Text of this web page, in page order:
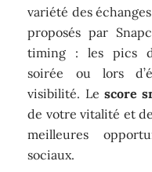
variété des
proposés par
timing : les pics
soirée ou lors
visibilité. Lescore
de votre vitalité et
meilleures
sociaux.